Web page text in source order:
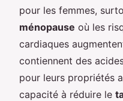
pour les femmes,
ménopause où les
cardiaques
contiennent des
pour leurs propriétés
capacité à réduire le